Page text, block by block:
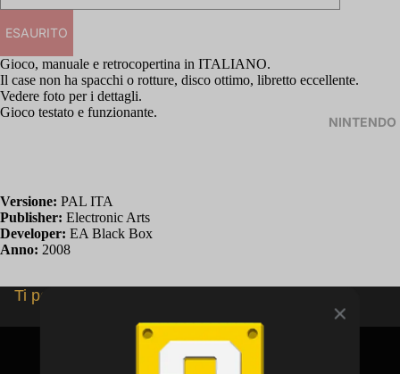
NINTENDO
ESAURITO
Gioco, manuale e retrocopertina in ITALIANO.
Il case non ha spacchi o rotture, disco ottimo, libretto eccellente.
Vedere foto per i dettagli.
Gioco testato e funzionante.
Versione: PAL ITA
Publisher: Electronic Arts
Developer: EA Black Box
Anno: 2008
Ti potrebbero interessare